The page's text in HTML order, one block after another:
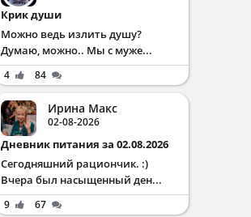
Крик души
Можно ведь излить душу?
Думаю, можно.. Мы с муже...
4 84
Ирина Макс
02-08-2026
Дневник питания за 02.08.2026
Сегодняшний рациончик. :)
Вчера был насыщенный ден...
9
67